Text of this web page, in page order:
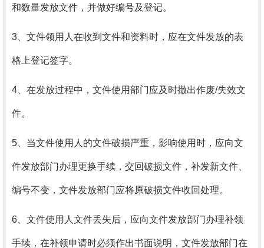
和数量发放文件，并做好编号及登记。
3、文件领用人在收到文件和资料时，应在文件发放的表
格上登记签字。
4、在发放过程中，文件使用部门应及时撤出作废/失效文
件。
5、当文件使用人的文件破损严重，影响使用时，应向文
件发放部门办理更换手续，交回破损文件，补发新文件、
编号不变，文件发放部门应将原破损文件收回处理。
6、文件使用人文件丢失后，应向文件发放部门办理补领
手续，在补领申请时必须作出书面说明，文件发放部门在